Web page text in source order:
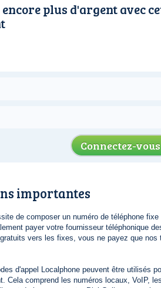
plus d'argent avec
Connectez-
importantes
de composer un numéro de téléphone
payer votre fournisseur téléphonique
vers les fixes, vous ne payez que nos
d'appel Localphone peuvent être utilisés
Cela comprend les numéros locaux, VoIP,